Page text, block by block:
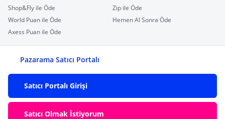
Shop&Fly ile Öde
Zip ile Öde
World Puan ile Öde
Hemen Al Sonra Öde
Axess Puan ile Öde
Pazarama Satıcı Portalı
Satıcı Portalı Girişi
Satıcı Olmak İstiyorum